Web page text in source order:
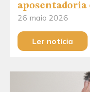
aposentadoria
26 maio 2026
Ler notícia